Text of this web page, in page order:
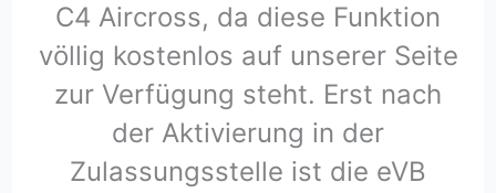
C4 Aircross, da diese Funktion
völlig kostenlos auf unserer Seite
zur Verfügung steht. Erst nach
der Aktivierung in der
Zulassungsstelle ist die eVB